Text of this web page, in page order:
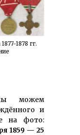
1878 гг.
можем
и
на фото:
1859 — 25